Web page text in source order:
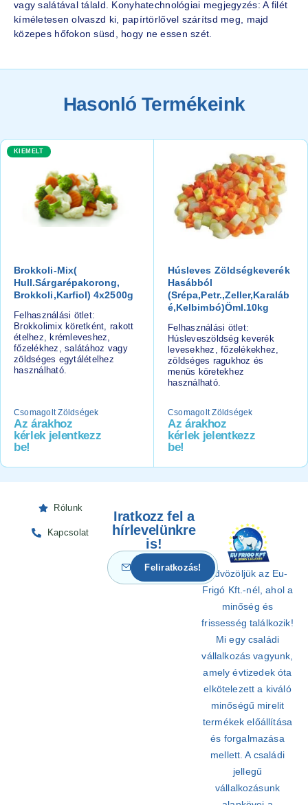
vagy salátával tálald. Konyhatechnológiai megjegyzés: A filét
kíméletesen olvaszd ki, papírtörlővel szárítsd meg, majd
közepes hőfokon süsd, hogy ne essen szét.
Hasonló Termékeink
KIEMELT
Brokkoli-Mix(
Hull.sárgarépakorong,
Brokkoli,karfiol) 4x2500g
Felhasználási ötlet:
Brokkolimix köretként, rakott
ételhez, krémleveshez,
főzelékhez, salátához vagy
zöldséges egytálételhez
használható.
Csomagolt Zöldségek
Az árakhoz
kérlek jelentkezz
be!
Húsleves Zöldségkeverék
Hasábból
(srépa,petr.,zeller,karaláb
É,kelbimbó)öml.10kg
Felhasználási ötlet:
Húsleveszöldség keverék
levesekhez, főzelékekhez,
zöldséges ragukhoz és
menüs köretekhez
használható.
Csomagolt Zöldségek
Az árakhoz
kérlek jelentkezz
be!
Rólunk
Kapcsolat
Üdvözöljük az Eu-
Frigó Kft.-nél, ahol a
minőség és
frissesség találkozik!
Mi egy családi
vállalkozás vagyunk,
amely évtizedek óta
elkötelezett a kiváló
minőségű mirelit
termékek előállítása
és forgalmazása
mellett. A családi
jellegű
vállalkozásunk
Iratkozz fel a
hírlevelünkre
is!